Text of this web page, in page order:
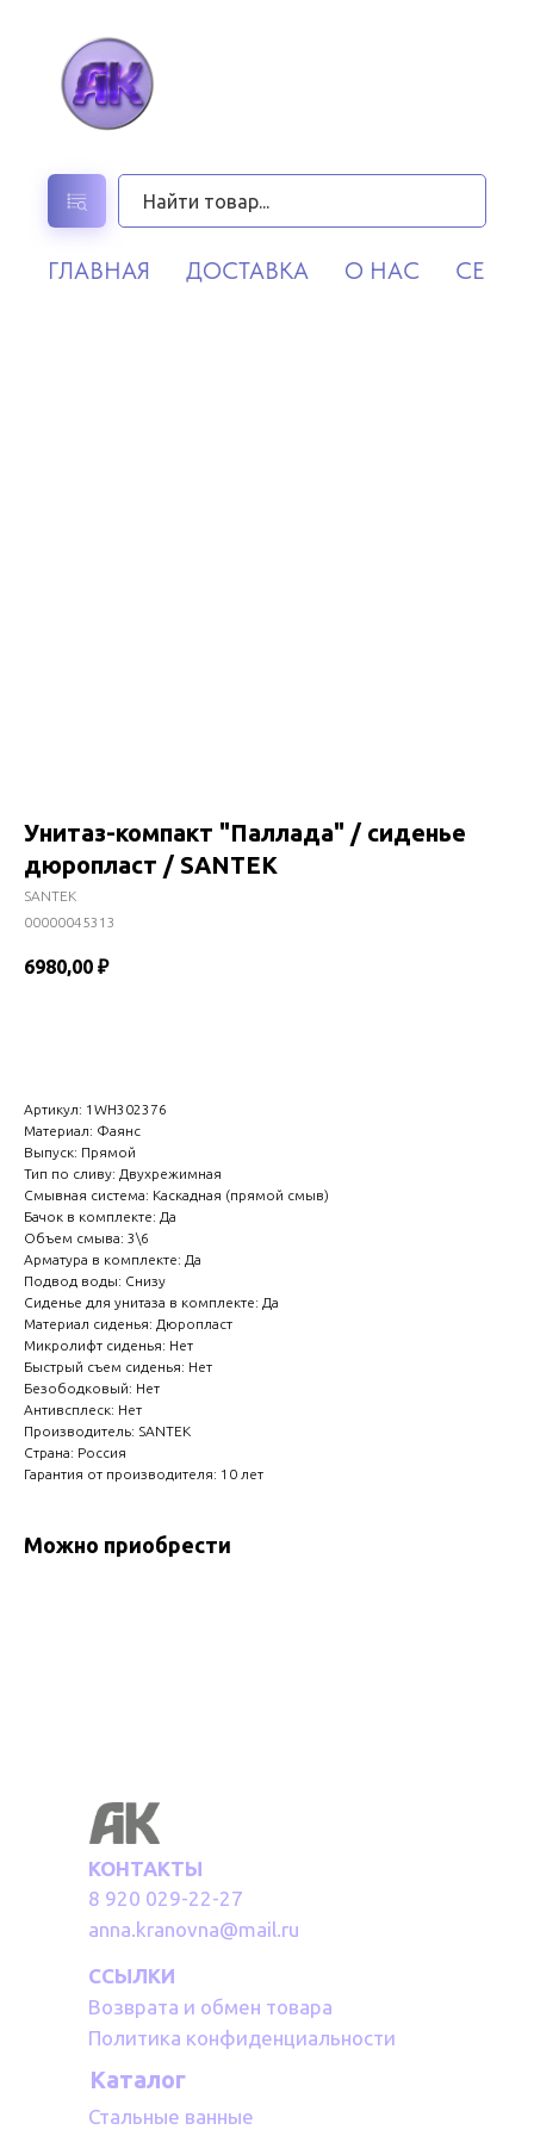
ГЛАВНАЯ ДОСТАВКА О НАС
Унитаз-компакт "Паллада" / сиденье
дюропласт / SANTEK
SANTEK
00000045313
6980,00 ₽
Артикул: 1WH302376
Материал: Фаянс
Выпуск: Прямой
Тип по сливу: Двухрежимная
Смывная система: Каскадная (прямой смыв)
Бачок в комплекте: Да
Объем смыва: 3\6
Арматура в комплекте: Да
Подвод воды: Снизу
Сиденье для унитаза в комплекте: Да
Материал сиденья: Дюропласт
Микролифт сиденья: Нет
Быстрый съем сиденья: Нет
Безободковый: Нет
Антивсплеск: Нет
Производитель: SANTEK
Страна: Россия
Гарантия от производителя: 10 лет
Можно приобрести
КОНТАКТЫ
8 920 029-22-27
anna.kranovna@mail.ru
ССЫЛКИ
Возврата и обмен товара
Политика конфиденциальности
Каталог
Стальные ванные